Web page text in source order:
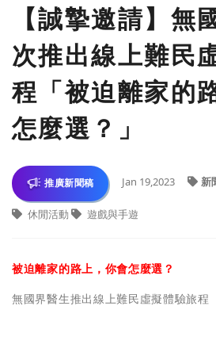
【誠摯邀請】無
次推出線上難民
程「被迫離家的
怎麼選？」
推廣新聞稿 Jan 19,2023 新
休閒活動 遊戲與手遊
被迫離家的路上，你會怎麼選？
無國界醫生推出線上難民虛擬體驗旅程